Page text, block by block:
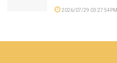
2026/07/29 03:27:54PM